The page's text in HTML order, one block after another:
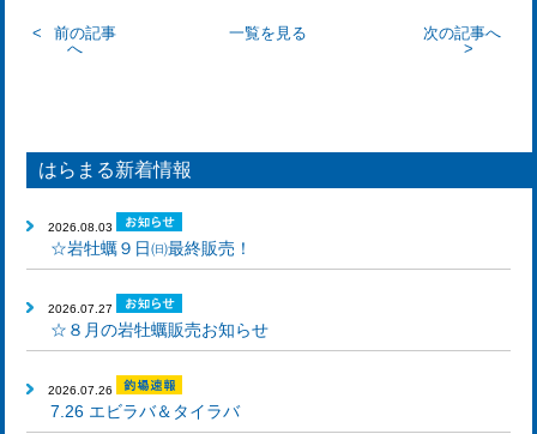
前の記事
へ
一覧を見る 次の記事へ
はらまる新着情報
2026.08.03
☆岩牡蠣９日㈰最終販売！
2026.07.27
☆８月の岩牡蠣販売お知らせ
2026.07.26
7.26 エビラバ＆タイラバ